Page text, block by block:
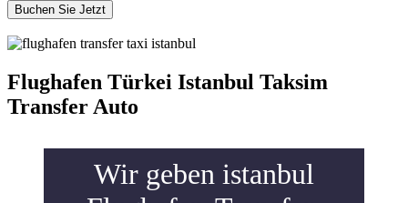
Flughafen Türkei Istanbul Taksim
Transfer Auto
Wir geben istanbul